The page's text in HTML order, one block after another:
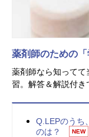
薬剤師のための「
薬剤師なら知って
習。解答＆解説付き
Q.LEPのうち
のは？
NEW